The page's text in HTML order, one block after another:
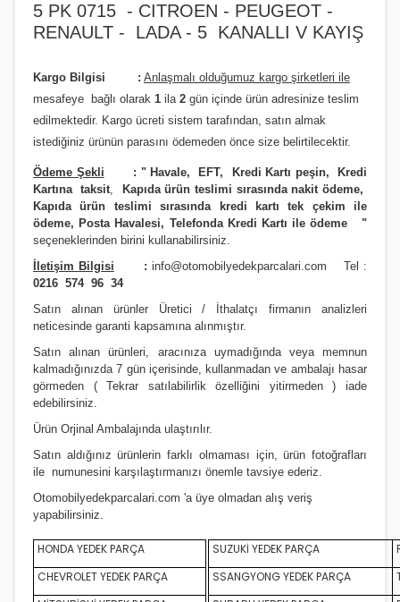
5 PK 0715 - CITROEN - PEUGEOT -
RENAULT - LADA - 5 KANALLI V KAYIŞ
Kargo Bilgisi : Anlaşmalı olduğumuz kargo şirketleri ile
mesafeye bağlı olarak 1 ila 2 gün içinde ürün adresinize teslim
edilmektedir. Kargo ücreti sistem tarafından, satın almak
istediğiniz ürünün parasını ödemeden önce size belirtilecektir.
Ödeme Şekli : " Havale, EFT, Kredi Kartı peşin,
Kredi
Kartına taksit,
Kapıda ürün teslimi sırasında nakit ödeme,
Kapıda ürün teslimi sırasında kredi kartı tek çekim ile
ödeme, Posta Havalesi, Telefonda Kredi Kartı ile ödeme
"
seçeneklerinden birini kullanabilirsiniz.
İletişim Bilgisi : info@otomobilyedekparcalari.com Tel :
0216 574 96 34
Satın alınan ürünler Üretici / İthalatçı firmanın analizleri
neticesinde garanti kapsamına alınmıştır.
Satın alınan ürünleri, aracınıza uymadığında veya memnun
kalmadığınızda 7 gün içerisinde, kullanmadan ve ambalajı hasar
görmeden ( Tekrar satılabilirlik özelliğini yitirmeden ) iade
edebilirsiniz.
Ürün Orjinal Ambalajında ulaştırılır.
Satın aldığınız ürünlerin farklı olmaması için, ürün fotoğrafları
ile numunesini karşılaştırmanızı önemle tavsiye ederiz.
Otomobilyedekparcalari.com 'a üye olmadan alış veriş
yapabilirsiniz.
HONDA YEDEK PARÇA SUZUKİ YEDEK PARÇA
CHEVROLET YEDEK PARÇA
SSANGYONG YEDEK PARÇA